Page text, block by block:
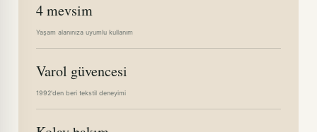
4 mevsim
Yaşam alanınıza uyumlu kullanım
Varol güvencesi
1992'den beri tekstil deneyimi